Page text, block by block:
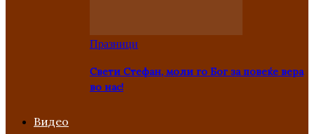
Празници
Свети Стефан, моли го Бог за повеќе вера
во нас!
Видео